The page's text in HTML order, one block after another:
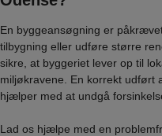
En byggeansøgning er
tilbygning eller udføre større
sikre, at byggeriet lever op til
miljøkravene. En korrekt udført
hjælper med at undgå
Lad os hjælpe med en